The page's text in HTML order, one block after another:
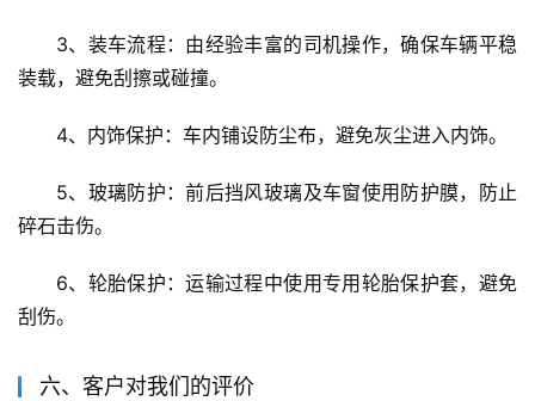
3、装车流程：由经验丰富的司机操作，确保车辆平稳
装载，避免刮擦或碰撞。
4、内饰保护：车内铺设防尘布，避免灰尘进入内饰。
5、玻璃防护：前后挡风玻璃及车窗使用防护膜，防止
碎石击伤。
6、轮胎保护：运输过程中使用专用轮胎保护套，避免
刮伤。
六、客户对我们的评价